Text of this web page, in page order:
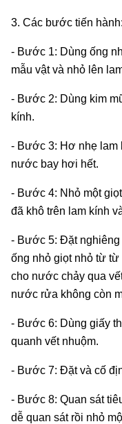
3. Các bước tiến hành:
- Bước 1: Dùng ống
mẫu vật và nhỏ lên
- Bước 2: Dùng kim
kính.
- Bước 3: Hơ nhẹ lam
nước bay hơi hết.
- Bước 4: Nhỏ một
đã khô trên lam kính
- Bước 5: Đặt nghiêng
ống nhỏ giọt nhỏ từ
cho nước chảy qua
nước rửa không còn
- Bước 6: Dùng giấy
quanh vết nhuộm.
- Bước 7: Đặt và cố
- Bước 8: Quan sát
dễ quan sát rồi nhỏ